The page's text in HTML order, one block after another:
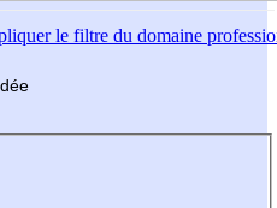
le filtre du domaine